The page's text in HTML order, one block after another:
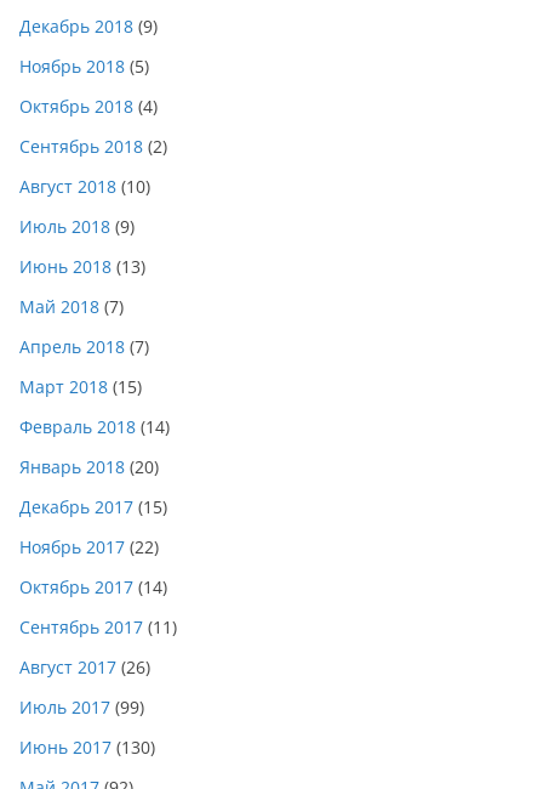
Декабрь 2018 (9)
Ноябрь 2018 (5)
Октябрь 2018 (4)
Сентябрь 2018 (2)
Август 2018 (10)
Июль 2018 (9)
Июнь 2018 (13)
Май 2018 (7)
Апрель 2018 (7)
Март 2018 (15)
Февраль 2018 (14)
Январь 2018 (20)
Декабрь 2017 (15)
Ноябрь 2017 (22)
Октябрь 2017 (14)
Сентябрь 2017 (11)
Август 2017 (26)
Июль 2017 (99)
Июнь 2017 (130)